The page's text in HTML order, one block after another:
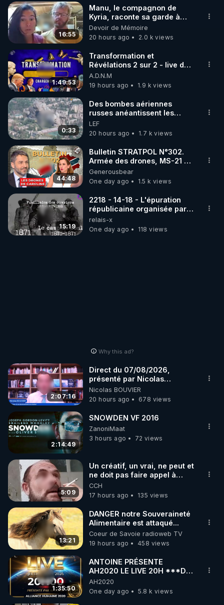
▶ 30 jours gratuit sur l’application de méditation et
de bien-être ENVOL :
Rendez-vous sur https://www.envol.app/code
le code : REGENERE
16:55
Manu, le compagnon de
Kyria, raconte sa garde à
vue musclée. PARTAGEZ!
Devoir de Mémoire
20 hours ago
2.0 k views
1:49:53
Transformation et
Révélations 2 sur 2 - live du
07/08/26
A.D.N.M
19 hours ago
1.9 k views
0:33
Des bombes aériennes
russes anéantissent les
centres de contrôle de
drones de 3 brigades
ukrainienne
LEF
20 hours ago
1.7 k views
44:48
Bulletin STRATPOL N°302.
Armée des drones, MS-21 en
série, missiles coréens.
07.08.2026.
Generousbear
One day ago
1.5 k views
15:19
2218 - 14-18 - L'épuration
républicaine organisée par
les frères de la truelle
relais-x
One day ago
118 views
Why this ad?
2:07:16
Direct du 07/08/2026,
présenté par Nicolas
BOUVIER
Nicolas BOUVIER
20 hours ago
678 views
2:14:49
SNOWDEN VF 2016
ZanoniMaat
3 hours ago
72 views
5:09
Un créatif, un vrai, ne peut et
ne doit pas faire appel à
l'intelligence artificielle
CCH
17 hours ago
135 views
13:21
DANGER notre Souveraineté
Alimentaire est attaqué...
Coeur de Savoie radioweb TV
19 hours ago
458 views
1:35:50
ANTOINE PRÉSENTE
AH2020 LE LIVE 20H ***DU
06/08/2026***
AH2020
One day ago
5.8 k views